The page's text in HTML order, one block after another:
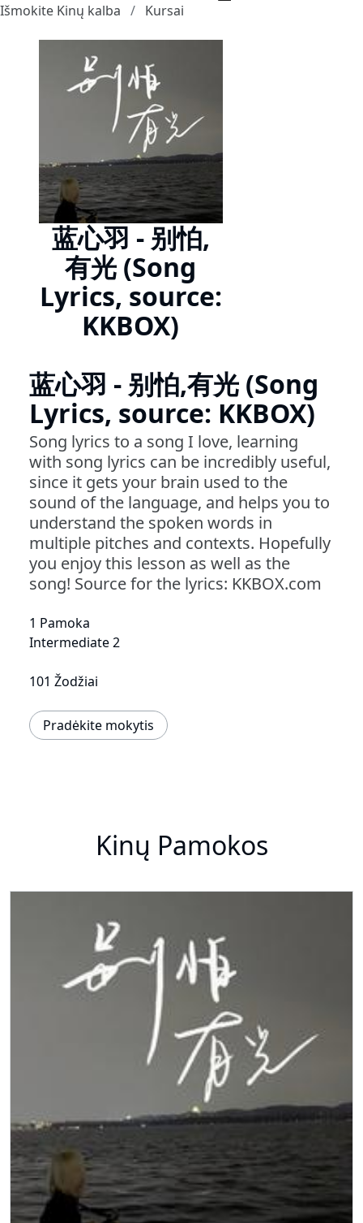
Išmokite Kinų kalba Kursai
蓝心羽 - 别怕,
有光 (Song
Lyrics, source:
KKBOX)
蓝心羽 - 别怕,有光 (Song
Lyrics, source: KKBOX)
Song lyrics to a song I love, learning
with song lyrics can be incredibly useful,
since it gets your brain used to the
sound of the language, and helps you to
understand the spoken words in
multiple pitches and contexts. Hopefully
you enjoy this lesson as well as the
song! Source for the lyrics: KKBOX.com
1 Pamoka
Intermediate 2
101 Žodžiai
Pradėkite mokytis
Kinų Pamokos